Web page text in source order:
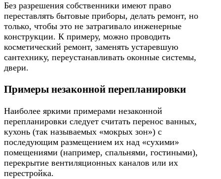
Без разрешения собственники имеют право
переставлять бытовые приборы, делать ремонт, но
только, чтобы это не затрагивало инженерные
конструкции. К примеру, можно проводить
косметический ремонт, заменять устаревшую
сантехнику, переустанавливать оконные системы,
двери.
Примеры незаконной перепланировки
Наиболее яркими примерами незаконной
перепланировки следует считать перенос ванных,
кухонь (так называемых «мокрых зон») с
последующим размещением их над «сухими»
помещениями (например, спальнями, гостиными),
перекрытие вентиляционных каналов или их
перестройка.